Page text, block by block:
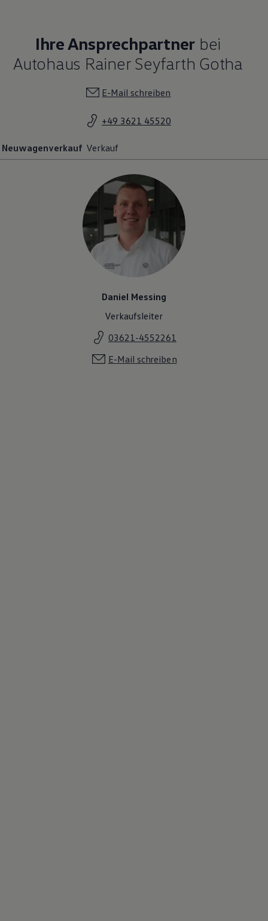
Ihre Ansprechpartner bei
Autohaus Rainer Seyfarth Gotha
E-Mail schreiben
+49 3621 45520
Neuwagenverkauf Verkauf
Daniel Messing
Verkaufsleiter
03621-4552261
E-Mail schreiben